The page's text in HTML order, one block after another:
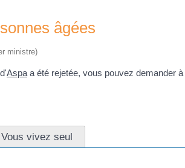
âgées
ministre)
Aspa a été rejetée, vous pouvez demander
Vous vivez seul